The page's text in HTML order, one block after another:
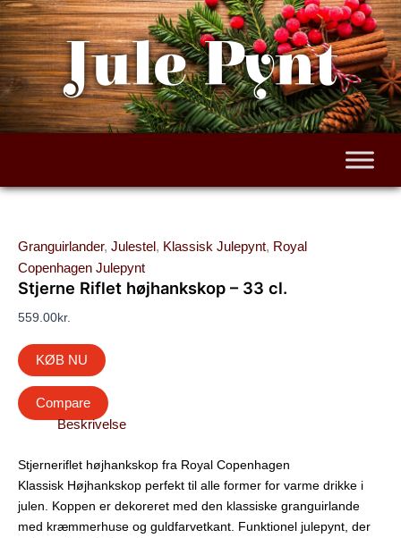
Gå
til
indholdet
Jule Pynt
Granguirlander, Julestel , Klassisk Julepynt, Royal
Copenhagen Julepynt
Stjerne Riflet højhankskop – 33 cl.
559.00kr.
KØB NU
Compare
Beskrivelse
Stjerneriflet højhankskop fra Royal Copenhagen
Klassisk Højhankskop perfekt til alle former for varme drikke i
julen. Koppen er dekoreret med den klassiske granguirlande
med kræmmerhuse og guldfarvetkant. Funktionel julepynt, der